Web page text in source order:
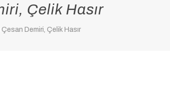
Çelik Hasır
Çesan Demiri, Çelik Hasır